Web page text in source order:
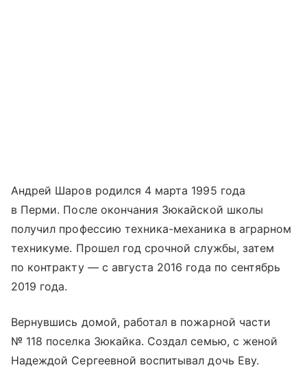
Андрей Шаров родился 4 марта 1995 года
в Перми. После окончания Зюкайской школы
получил профессию техника-механика в аграрном
техникуме. Прошел год срочной службы, затем
по контракту — с августа 2016 года по сентябрь
2019 года.
Вернувшись домой, работал в пожарной части
№ 118 поселка Зюкайка. Создал семью, с женой
Надеждой Сергеевной воспитывал дочь Еву.